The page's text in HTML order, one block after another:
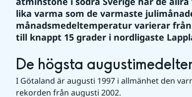
lika varma som de varmaste
månadsmedeltemperatur varierar
till knappt 15 grader i nordligaste
De högsta
I Götaland är augusti 1997 i allmänhet den
rekorden från augusti 2002.